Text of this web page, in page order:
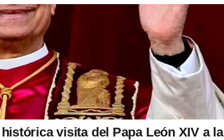
visita del Papa León XIV a la